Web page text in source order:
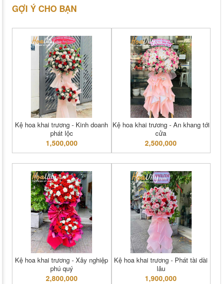
GỢI Ý CHO BẠN
Kệ hoa khai trương - Kinh doanh
phát lộc
1,500,000
Kệ hoa khai trương - An khang tới
cửa
2,500,000
Kệ hoa khai trương - Xây nghiệp
phú quý
2,800,000
Kệ hoa khai trương - Phát tài dài
lâu
1,900,000